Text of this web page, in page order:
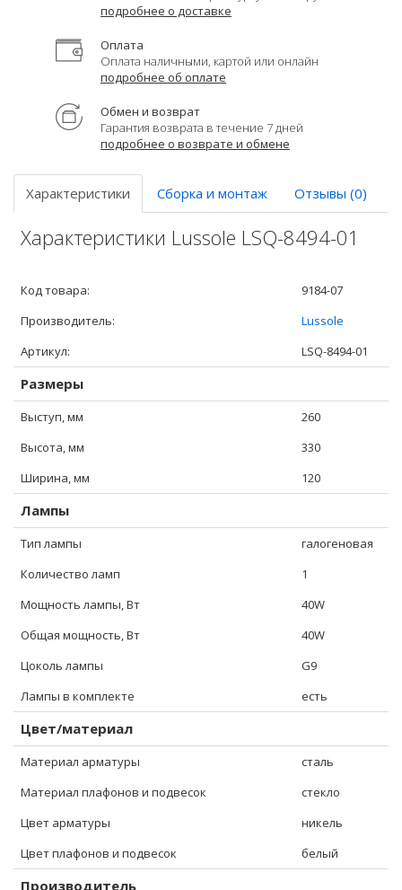
подробнее о доставке
Оплата
Оплата наличными, картой или онлайн
подробнее об оплате
Обмен и возврат
Гарантия возврата в течение 7 дней
подробнее о возврате и обмене
Характеристики Сборка и монтаж Отзывы (0)
Характеристики Lussole LSQ-8494-01
Код товара:
9184-07
Производитель:
Lussole
Артикул:
LSQ-8494-01
Размеры
Выступ, мм
260
Высота, мм
330
Ширина, мм
120
Лампы
Тип лампы
галогеновая
Количество ламп
1
Мощность лампы, Вт
40W
Общая мощность, Вт
40W
Цоколь лампы
G9
Лампы в комплекте
есть
Цвет/материал
Материал арматуры
сталь
Материал плафонов и подвесок
стекло
Цвет арматуры
никель
Цвет плафонов и подвесок
белый
Производитель